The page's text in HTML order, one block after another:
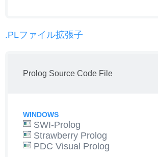
.PLファイル拡張子
Prolog Source Code File
WINDOWS
SWI-Prolog
Strawberry Prolog
PDC Visual Prolog